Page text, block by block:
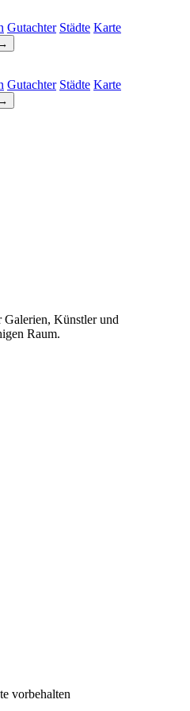
Gutachter Städte Karte
→
Gutachter Städte Karte
→
Galerien, Künstler und
Raum.
vorbehalten